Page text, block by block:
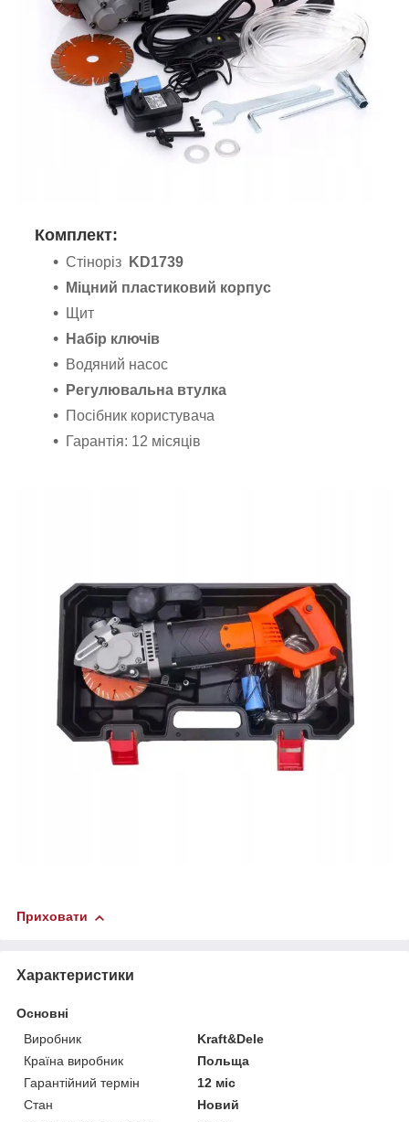
Комплект:
Стіноріз
KD1739
Міцний пластиковий корпус
Щит
Набір ключів
Водяний насос
Регулювальна втулка
Посібник користувача
Гарантія: 12 місяців
Приховати
Характеристики
Основні
Виробник
Kraft&Dele
Країна виробник
Польща
Гарантійний термін
12 міс
Стан
Новий